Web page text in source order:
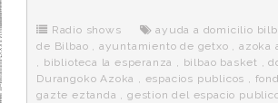
o
k
r
e
r
a
Radio shows ayuda a domicilio
de Bilbao , ayuntamiento de getxo ,azoka
, biblioteca la esperanza , bilbao basket ,
Durangoko Azoka , espacios publicos ,
gazte eztanda ,gestion del espacio